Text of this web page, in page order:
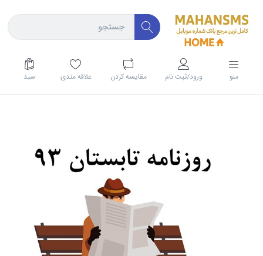
منو ورود/ثبت نام مقايسه كردن علاقه مندی سبد